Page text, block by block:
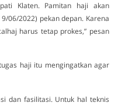
Klaten. Pamitan haji akan
06/2022) pekan depan. Karena
harus tetap prokes,” pesan
haji itu mengingatkan agar
dan fasilitasi. Untuk hal teknis